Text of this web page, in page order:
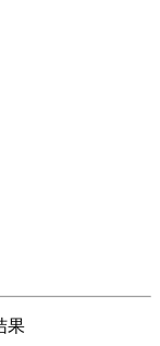
果